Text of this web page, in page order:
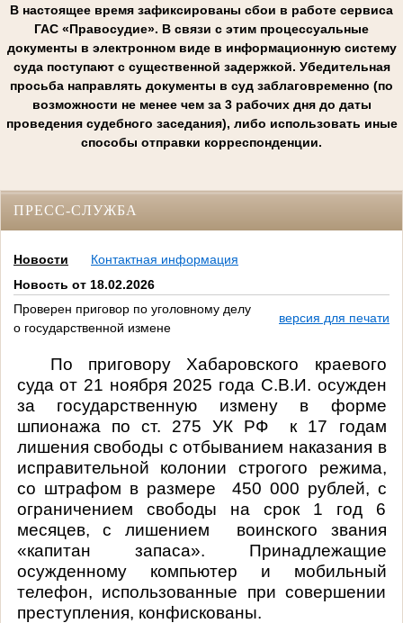
В настоящее время зафиксированы сбои в работе сервиса
ГАС «Правосудие». В связи с этим процессуальные
документы в электронном виде в информационную систему
суда поступают с существенной задержкой. Убедительная
просьба направлять документы в суд заблаговременно (по
возможности не менее чем за 3 рабочих дня до даты
проведения судебного заседания), либо использовать иные
способы отправки корреспонденции.
ПРЕСС-СЛУЖБА
Новости
Контактная информация
Новость от 18.02.2026
Проверен приговор по уголовному делу
о государственной измене
версия для печати
По приговору Хабаровского краевого
суда от 21 ноября 2025 года С.В.И. осужден
за государственную измену в форме
шпионажа по ст. 275 УК РФ к 17 годам
лишения свободы с отбыванием наказания в
исправительной колонии строгого режима,
со штрафом в размере 450 000 рублей, с
ограничением свободы на срок 1 год 6
месяцев, с лишением воинского звания
«капитан запаса». Принадлежащие
осужденному компьютер и мобильный
телефон, использованные при совершении
преступления, конфискованы.